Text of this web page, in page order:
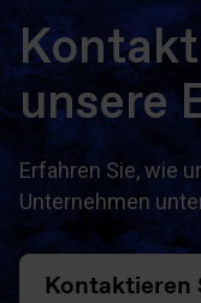
unsere
Erfahren Sie, wie
Unternehmen
Kontaktieren